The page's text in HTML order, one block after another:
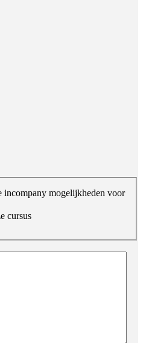
incompany mogelijkheden voor
cursus